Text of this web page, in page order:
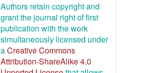
Authors retain copyright and
grant the journal right of first
publication with the work
simultaneously licensed under
aCreative Commons
Attribution-ShareAlike 4.0